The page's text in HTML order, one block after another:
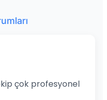
çok profesyonel